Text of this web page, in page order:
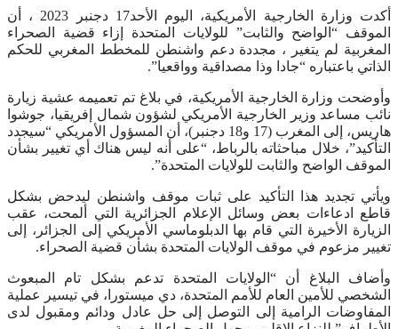
أكدت وزارة الخارجية الأمريكية، اليوم الأحد17 دجنبر 2023 ، أن
الموقف “الواضح والثابت” للولايات المتحدة إزاء قضية الصحراء
المغربية لم يتغير ، مجددة دعم واشنطن للمخطط المغربي للحكم
الذاتي باعتباره “جادا وذا مصداقية وواقعيا”.
وأوضحت وزارة الخارجية الأمريكية، في بلاغ تم تعميمه عشية زيارة
نائب مساعد وزير الخارجية الأمريكي لشؤون شمال إفريقيا، جوشوا
هاريس، إلى المغرب (17 و18 دجنبر)، أن المسؤول الأمريكي “سيجدد
التأكيد”، خلال مباحثاته بالرباط، “على أنه ليس هناك أي تغيير بشأن
الموقف الواضح والثابت للولايات المتحدة”.
ويأتي تجديد هذا التأكيد على ثبات موقف واشنطن ليدحض بشكل
قاطع ادعاءات بعض وسائل الإعلام الجزائرية التي ألمحت، عقب
الزيارة الأخيرة التي قام بها الدبلوماسي الأمريكي إلى الجزائر، إلى
تغيير مزعوم في موقف الولايات المتحدة بشأن قضية الصحراء.
وأضاف البلاغ أن “الولايات المتحدة تدعم بشكل تام المبعوث
الشخصي للأمين العام للأمم المتحدة، دي ميستورا، في تيسير عملية
المفاوضات الرامية إلى التوصل إلى حل عادل ودائم ومقبول لدى